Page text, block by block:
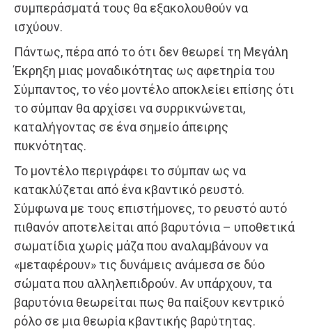
συμπεράσματά τους θα εξακολουθούν να
ισχύουν.
Πάντως, πέρα από το ότι δεν θεωρεί τη Μεγάλη
Έκρηξη μιας μοναδικότητας ως αφετηρία του
Σύμπαντος, το νέο μοντέλο αποκλείει επίσης ότι
το σύμπαν θα αρχίσει να συρρικνώνεται,
καταλήγοντας σε ένα σημείο άπειρης
πυκνότητας.
Το μοντέλο περιγράφει το σύμπαν ως να
κατακλύζεται από ένα κβαντικό ρευστό.
Σύμφωνα με τους επιστήμονες, το ρευστό αυτό
πιθανόν αποτελείται από βαρυτόνια – υποθετικά
σωματίδια χωρίς μάζα που αναλαμβάνουν να
«μεταφέρουν» τις δυνάμεις ανάμεσα σε δύο
σώματα που αλληλεπιδρούν. Αν υπάρχουν, τα
βαρυτόνια θεωρείται πως θα παίξουν κεντρικό
ρόλο σε μια θεωρία κβαντικής βαρύτητας.